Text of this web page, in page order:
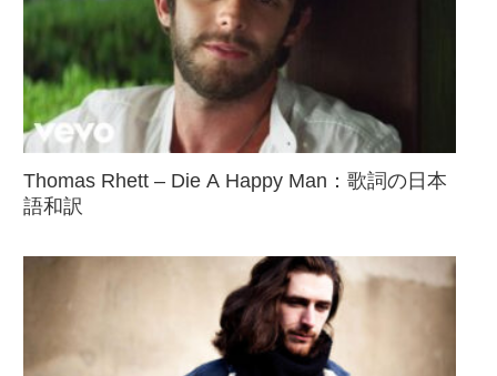
Thomas Rhett – Die A Happy Man：歌詞の日本
語和訳